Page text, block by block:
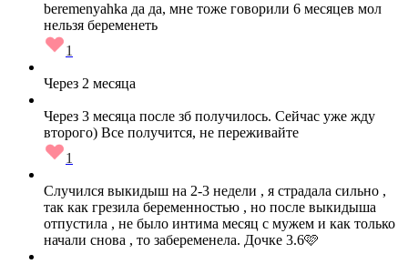
beremenyahka да да, мне тоже говорили 6 месяцев мол
нельзя беременеть
1
Через 2 месяца
Через 3 месяца после зб получилось. Сейчас уже жду
второго) Все получится, не переживайте
1
Случился выкидыш на 2-3 недели , я страдала сильно ,
так как грезила беременностью , но после выкидыша
отпустила , не было интима месяц с мужем и как только
начали снова , то забеременела. Дочке 3.6🩷